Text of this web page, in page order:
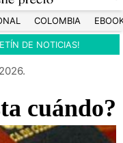
COLOMBIA
DE NOTICIAS!
cuándo?